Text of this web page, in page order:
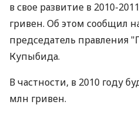
в свое развитие в 2010-
гривен. Об этом сообщил
председатель правления
Купыбида.
В частности, в 2010 году
млн гривен.